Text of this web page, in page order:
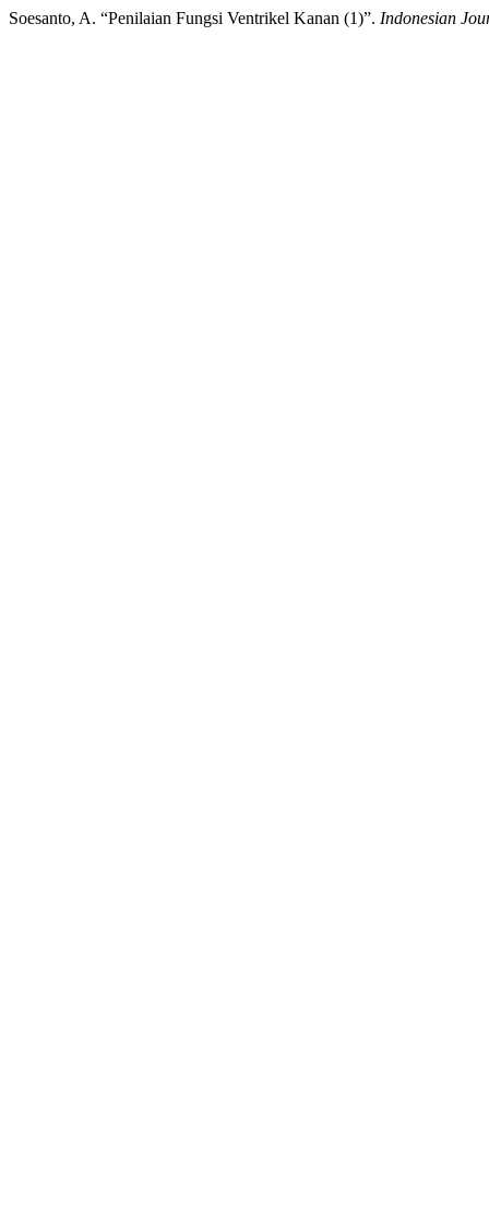
Soesanto, A. “Penilaian Fungsi Ventrikel Kanan (1)”. Indonesian